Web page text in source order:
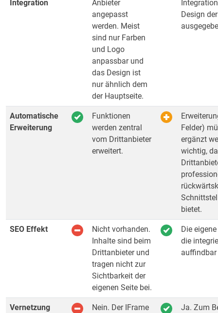
Integration
Anbieter
angepasst
werden. Meist
sind nur Farben
und Logo
anpassbar und
das Design ist
nur ähnlich dem
der Hauptseite.
Design
Automatische
Erweiterung
Funktionen
werden zentral
vom Drittanbieter
erweitert.
Felder)
ergänzt
wichtig,
bietet.
SEO Effekt
Nicht vorhanden.
Inhalte sind beim
Drittanbieter und
tragen nicht zur
Sichtbarkeit der
eigenen Seite bei.
Die
die
Vernetzung
Nein. Der IFrame
Ja. Zum